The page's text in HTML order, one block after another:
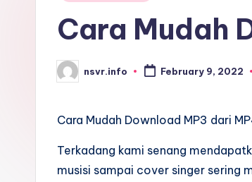
Cara Mudah
Posted
by
nsvr.info February 9, 2022
Cara Mudah Download MP3 dari
Terkadang kami senang
musisi sampai cover singer sering